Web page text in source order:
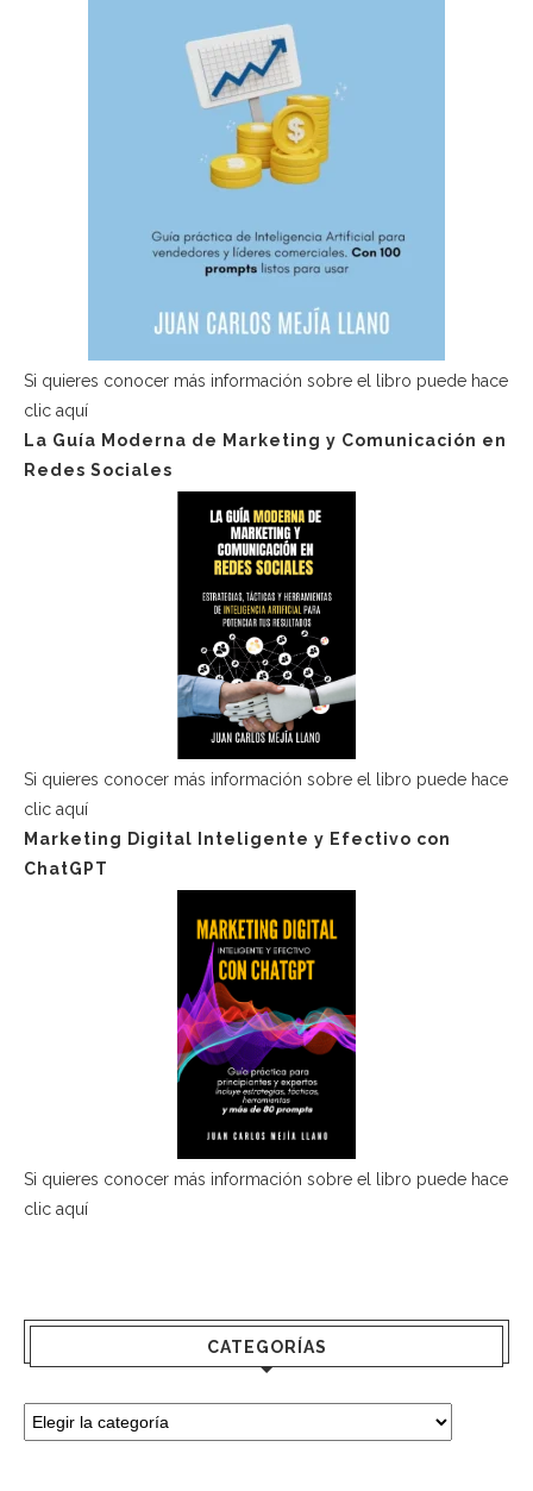
Si quieres conocer más información sobre el libro puede hace
clic aquí
La Guía Moderna de Marketing y Comunicación en
Redes Sociales
Si quieres conocer más información sobre el libro puede hace
clic aquí
Marketing Digital Inteligente y Efectivo con
ChatGPT
Si quieres conocer más información sobre el libro puede hace
clic aquí
CATEGORÍAS